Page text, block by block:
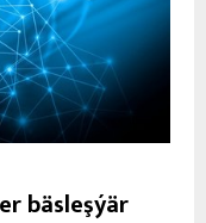
bäsleşýär